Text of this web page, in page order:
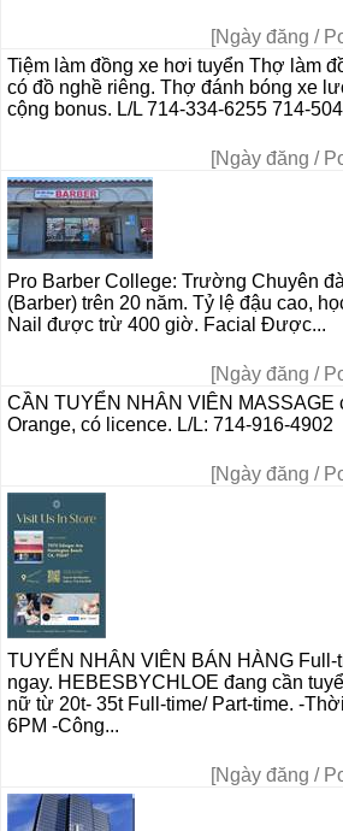
[Ngày đăng /
Tiệm làm đồng xe hơi tuyển Thợ làm
có đồ nghề riêng. Thợ đánh bóng xe
cộng bonus. L/L 714-334-6255 714-
[Ngày đăng /
Pro Barber College: Trường Chuyên
(Barber) trên 20 năm. Tỷ lệ đậu cao,
Nail được trừ 400 giờ. Facial Được...
[Ngày đăng /
CẦN TUYỂN NHÂN VIÊN MASSAGE
Orange, có licence. L/L: 714-916-4902
[Ngày đăng /
TUYỂN NHÂN VIÊN BÁN HÀNG Full-
ngay. HEBESBYCHLOE đang cần
nữ từ 20t- 35t Full-time/ Part-time. -
6PM -Công...
[Ngày đăng /